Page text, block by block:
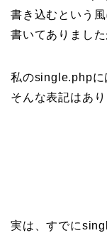
書き込むという風
書いてありました
私のsingle.phpに
そんな表記はあり
実は、すでに